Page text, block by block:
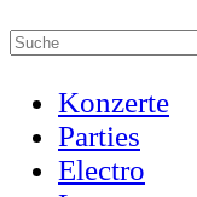
Konzerte
Parties
Electro